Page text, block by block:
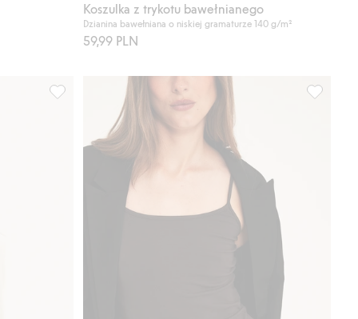
Koszulka z trykotu bawełnianego
Dzianina bawełniana o niskiej gramaturze 140 g/m²
59,99 PLN
Koszulka na wąskich ramiączkach, Dodaj do listy ulubione